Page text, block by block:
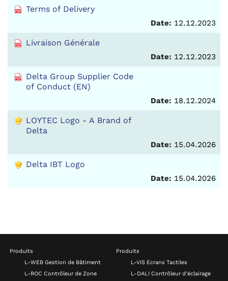
Terms of Delivery
Date: 12.12.2023
Livraison Générale
Date: 12.12.2023
Delta Group Supplier Code
of Conduct (EN)
Date: 18.12.2024
LOYTEC Logo - A Brand of
Delta
Date: 15.04.2026
Delta IBT Logo
Date: 15.04.2026
Produits
L-WEB Gestion de Bâtiment
L-ROC Contrôleur de Zone
Produits
L-VIS Ecrans Tactiles
L-DALI Contrôleur d'éclairage